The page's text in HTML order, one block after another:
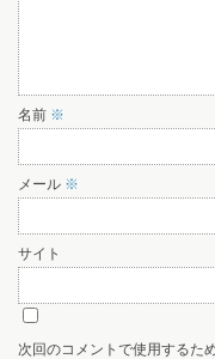
名前 ※
メール ※
サイト
次回のコメントで使用するた